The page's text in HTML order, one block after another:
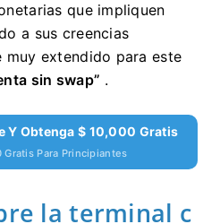
que impliquen
a sus creencias
muy extendido para este
sin swap” .
Y Obtenga $ 10,000 Gratis
Gratis Para Principiantes
la terminal c